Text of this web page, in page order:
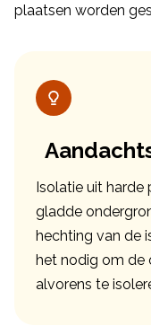
plaatsen worden
Isolatie uit harde
gladde
hechting van de
het nodig om de
alvorens te